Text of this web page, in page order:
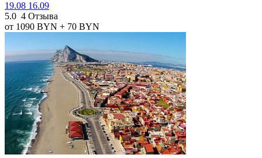
19.08 16.09
5.0 4 Отзыва
от 1090 BYN + 70 BYN